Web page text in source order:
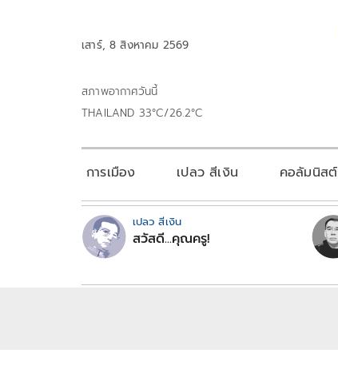
เสาร์, 8 สิงหาคม 2569
สภาพอากาศวันนี้
THAILAND 33°C/26.2°C
การเมือง เปลว สีเงิน คอลัมนิสต์
เปลว สีเงิน
สวัสดี...คุณครู!